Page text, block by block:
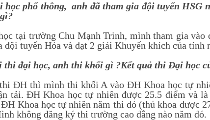
phổ thông, anh đã tham gia đội tuyển HSG
tại trường Chu Mạnh Trinh, mình tham gia vào
đội tuyển Hóa và đạt 2 giải Khuyến khích của tỉnh
đại học, anh thi khối gì ?Kết quả thi Đại học
ĐH thì mình thi khối A vào ĐH Khoa học tự
tải. ĐH Khoa học tự nhiên được 25.5 điểm và
ĐH Khoa học tự nhiên năm thi đó (thủ khoa được
không đăng ký thi trường cao đẳng nào năm đó.